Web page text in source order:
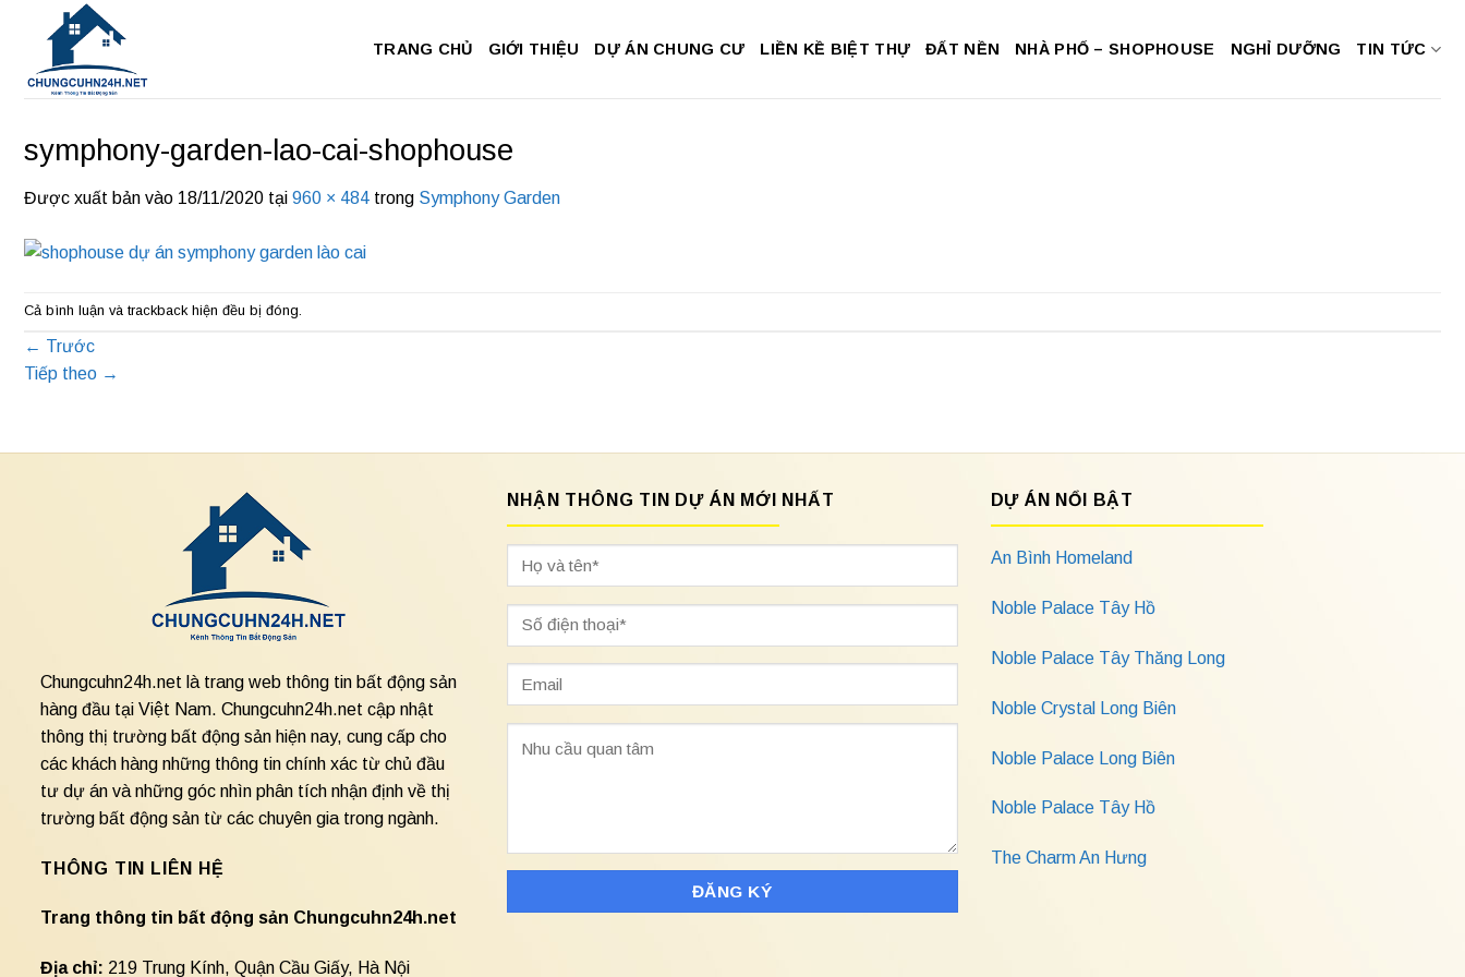
dung
TRANG CHỦ GIỚI THIỆU DỰ ÁN CHUNG CƯ LIỀN KỀ BIỆT THỰ ĐẤT NỀN NHÀ PHỐ – SHOPHOUSE NGHỈ DƯỠNG TIN TỨC
symphony-garden-lao-cai-shophouse
Được xuất bản vào 18/11/2020 tại 960 × 484 trong Symphony Garden
Cả bình luận và trackback hiện đều bị đóng.
← Trước
Tiếp theo →
Chungcuhn24h.net là trang web thông tin bất động sản
hàng đầu tại Việt Nam. Chungcuhn24h.net cập nhật
thông thị trường bất động sản hiện nay, cung cấp cho
các khách hàng những thông tin chính xác từ chủ đầu
tư dự án và những góc nhìn phân tích nhận định về thị
trường bất động sản từ các chuyên gia trong ngành.
THÔNG TIN LIÊN HỆ
Trang thông tin bất động sản Chungcuhn24h.net
Địa chỉ: 219 Trung Kính, Quận Cầu Giấy, Hà Nội
NHẬN THÔNG TIN DỰ ÁN MỚI NHẤT DỰ ÁN NỔI BẬT
An Bình Homeland
Noble Palace Tây Hồ
Noble Palace Tây Thăng Long
Noble Crystal Long Biên
Noble Palace Long Biên
Noble Palace Tây Hồ
The Charm An Hưng